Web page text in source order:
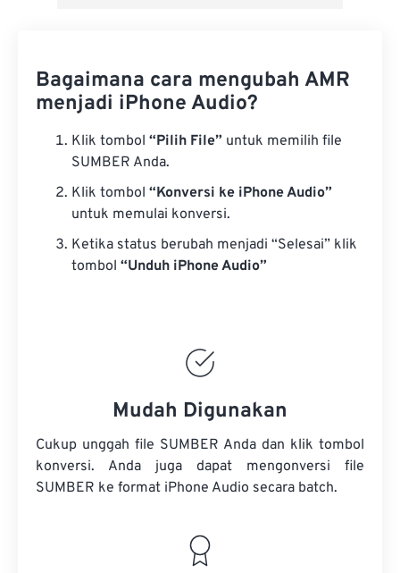
Bagaimana cara mengubah AMR
menjadi iPhone Audio?
Klik tombol “Pilih File” untuk memilih file
SUMBER Anda.
Klik tombol “Konversi ke iPhone Audio”
untuk memulai konversi.
Ketika status berubah menjadi “Selesai” klik
tombol “Unduh iPhone Audio”
Mudah Digunakan
Cukup unggah file SUMBER Anda dan klik tombol
konversi. Anda juga dapat mengonversi file
SUMBER ke format iPhone Audio secara batch.